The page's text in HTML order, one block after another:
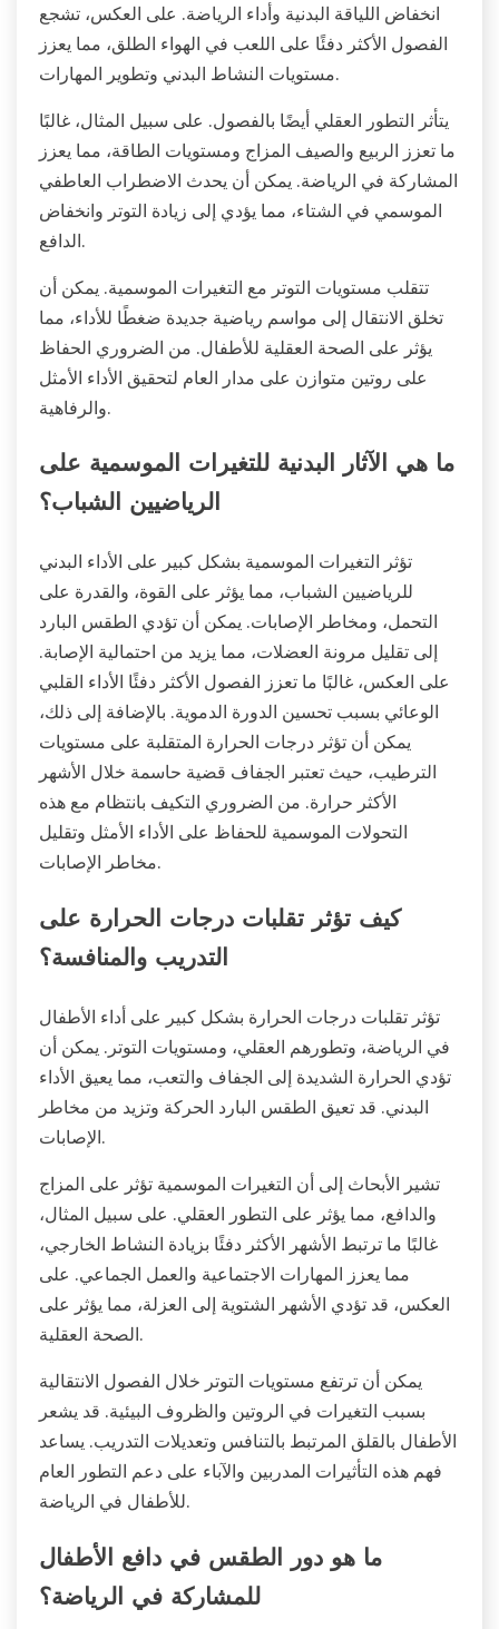
انخفاض اللياقة البدنية وأداء الرياضة. على العكس، تشجع
الفصول الأكثر دفئًا على اللعب في الهواء الطلق، مما يعزز
مستويات النشاط البدني وتطوير المهارات.
يتأثر التطور العقلي أيضًا بالفصول. على سبيل المثال، غالبًا
ما تعزز الربيع والصيف المزاج ومستويات الطاقة، مما يعزز
المشاركة في الرياضة. يمكن أن يحدث الاضطراب العاطفي
الموسمي في الشتاء، مما يؤدي إلى زيادة التوتر وانخفاض
الدافع.
تتقلب مستويات التوتر مع التغيرات الموسمية. يمكن أن
تخلق الانتقال إلى مواسم رياضية جديدة ضغطًا للأداء، مما
يؤثر على الصحة العقلية للأطفال. من الضروري الحفاظ
على روتين متوازن على مدار العام لتحقيق الأداء الأمثل
والرفاهية.
ما هي الآثار البدنية للتغيرات الموسمية على
الرياضيين الشباب؟
تؤثر التغيرات الموسمية بشكل كبير على الأداء البدني
للرياضيين الشباب، مما يؤثر على القوة، والقدرة على
التحمل، ومخاطر الإصابات. يمكن أن تؤدي الطقس البارد
إلى تقليل مرونة العضلات، مما يزيد من احتمالية الإصابة.
على العكس، غالبًا ما تعزز الفصول الأكثر دفئًا الأداء القلبي
الوعائي بسبب تحسين الدورة الدموية. بالإضافة إلى ذلك،
يمكن أن تؤثر درجات الحرارة المتقلبة على مستويات
الترطيب، حيث تعتبر الجفاف قضية حاسمة خلال الأشهر
الأكثر حرارة. من الضروري التكيف بانتظام مع هذه
التحولات الموسمية للحفاظ على الأداء الأمثل وتقليل
مخاطر الإصابات.
كيف تؤثر تقلبات درجات الحرارة على
التدريب والمنافسة؟
تؤثر تقلبات درجات الحرارة بشكل كبير على أداء الأطفال
في الرياضة، وتطورهم العقلي، ومستويات التوتر. يمكن أن
تؤدي الحرارة الشديدة إلى الجفاف والتعب، مما يعيق الأداء
البدني. قد تعيق الطقس البارد الحركة وتزيد من مخاطر
الإصابات.
تشير الأبحاث إلى أن التغيرات الموسمية تؤثر على المزاج
والدافع، مما يؤثر على التطور العقلي. على سبيل المثال،
غالبًا ما ترتبط الأشهر الأكثر دفئًا بزيادة النشاط الخارجي،
مما يعزز المهارات الاجتماعية والعمل الجماعي. على
العكس، قد تؤدي الأشهر الشتوية إلى العزلة، مما يؤثر على
الصحة العقلية.
يمكن أن ترتفع مستويات التوتر خلال الفصول الانتقالية
بسبب التغيرات في الروتين والظروف البيئية. قد يشعر
الأطفال بالقلق المرتبط بالتنافس وتعديلات التدريب. يساعد
فهم هذه التأثيرات المدربين والآباء على دعم التطور العام
للأطفال في الرياضة.
ما هو دور الطقس في دافع الأطفال
للمشاركة في الرياضة؟